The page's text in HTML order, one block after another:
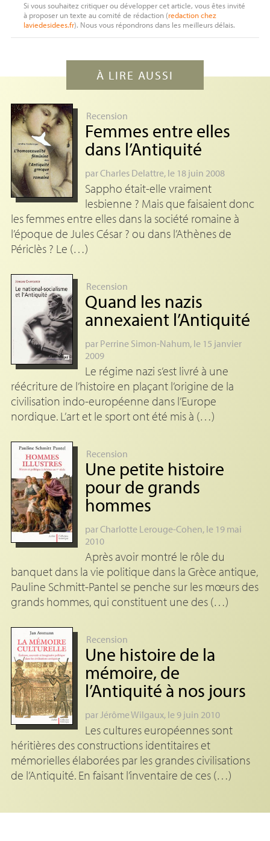
Si vous souhaitez critiquer ou développer cet article, vous êtes invité
à proposer un texte au comité de rédaction (redactionchez
laviedesidees.fr). Nous vous répondrons dans les meilleurs délais.
À LIRE AUSSI
Recension
Femmes entre elles
dans l’Antiquité
parCharles Delattre, le 18 juin 2008
Sappho était-elle vraiment
lesbienne ? Mais que faisaient donc
les femmes entre elles dans la société romaine à
l’époque de Jules César ? ou dans l’Athènes de
Périclès ? Le (…)
Recension
Quand les nazis
annexaient l’Antiquité
par Perrine Simon-Nahum, le 15 janvier
2009
Le régime nazi s’est livré à une
réécriture de l’histoire en plaçant l’origine de la
civilisation indo-européenne dans l’Europe
nordique. L’art et le sport ont été mis à (…)
Recension
Une petite histoire
pour de grands
hommes
parCharlotte Lerouge-Cohen, le 19 mai
2010
Après avoir montré le rôle du
banquet dans la vie politique dans la Grèce antique,
Pauline Schmitt-Pantel se penche sur les mœurs des
grands hommes, qui constituent une des (…)
Recension
Une histoire de la
mémoire, de
l’Antiquité à nos jours
parJérôme Wilgaux, le 9 juin 2010
Les cultures européennes sont
héritières des constructions identitaires et
mémorielles élaborées par les grandes civilisations
de l’Antiquité. En faisant l’inventaire de ces (…)